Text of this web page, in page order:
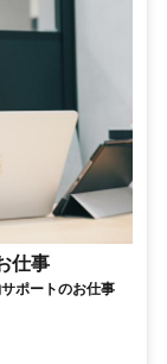
仕事
ポートのお仕事